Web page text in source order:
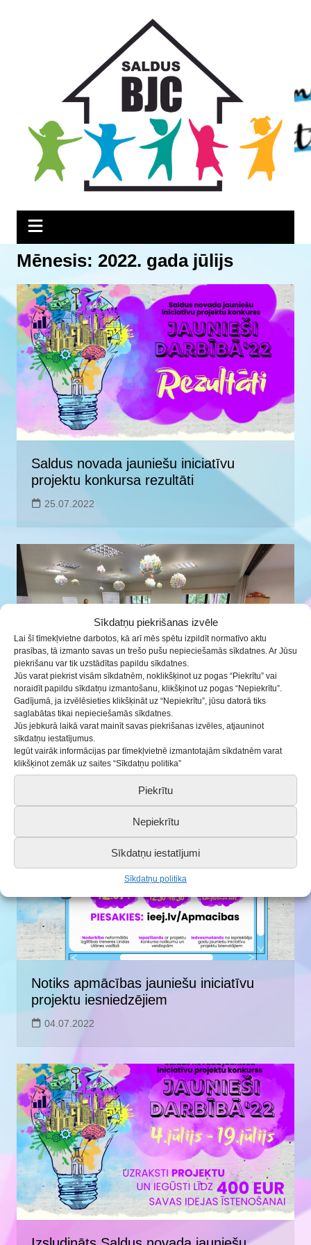
Sīkdatņu piekrišanas izvēle
Lai šī tīmekļvietne darbotos, kā arī mēs spētu izpildīt normatīvo aktu
prasības, tā izmanto savas un trešo pušu nepieciešamās sīkdatnes. Ar Jūsu
piekrišanu var tik uzstādītas papildu sīkdatnes.
Jūs varat piekrist visām sīkdatnēm, noklikšķinot uz pogas “Piekrītu” vai
noraidīt papildu sīkdatņu izmantošanu, klikšķinot uz pogas “Nepiekrītu”.
Gadījumā, ja izvēlēsieties klikšķināt uz “Nepiekrītu”, jūsu datorā tiks
saglabātas tikai nepieciešamās sīkdatnes.
Jūs jebkurā laikā varat mainīt savas piekrišanas izvēles, atjauninot
sīkdatņu iestatījumus.
Iegūt vairāk informācijas par tīmekļvietnē izmantotajām sīkdatnēm varat
klikšķinot zemāk uz saites “Sīkdatņu politika”
Piekrītu
Nepiekrītu
Sīkdatņu iestatījumi
Sīkdatņu politika
Mēnesis: 2022. gada jūlijs
Saldus novada jauniešu iniciatīvu
projektu konkursa rezultāti
25.07.2022
Jaunieši apgūst prasmi ideju pārvērst
projektā
15.07.2022
Notiks apmācības jauniešu iniciatīvu
projektu iesniedzējiem
04.07.2022